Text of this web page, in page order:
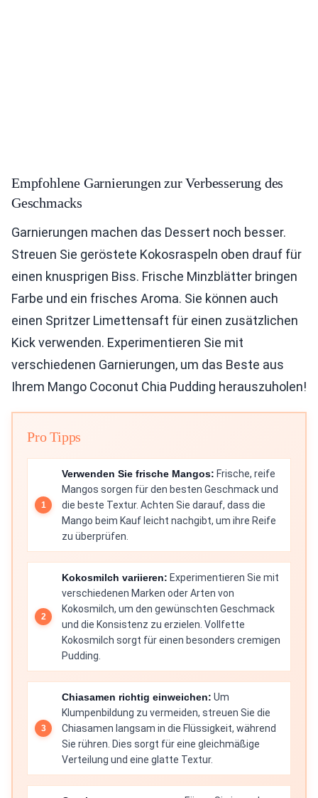
Empfohlene Garnierungen zur Verbesserung des
Geschmacks
Garnierungen machen das Dessert noch besser.
Streuen Sie geröstete Kokosraspeln oben drauf für
einen knusprigen Biss. Frische Minzblätter bringen
Farbe und ein frisches Aroma. Sie können auch
einen Spritzer Limettensaft für einen zusätzlichen
Kick verwenden. Experimentieren Sie mit
verschiedenen Garnierungen, um das Beste aus
Ihrem Mango Coconut Chia Pudding herauszuholen!
Pro Tipps
Verwenden Sie frische Mangos: Frische, reife
Mangos sorgen für den besten Geschmack und
die beste Textur. Achten Sie darauf, dass die
Mango beim Kauf leicht nachgibt, um ihre Reife
zu überprüfen.
Kokosmilch variieren: Experimentieren Sie mit
verschiedenen Marken oder Arten von
Kokosmilch, um den gewünschten Geschmack
und die Konsistenz zu erzielen. Vollfette
Kokosmilch sorgt für einen besonders cremigen
Pudding.
Chiasamen richtig einweichen: Um
Klumpenbildung zu vermeiden, streuen Sie die
Chiasamen langsam in die Flüssigkeit, während
Sie rühren. Dies sorgt für eine gleichmäßige
Verteilung und eine glatte Textur.